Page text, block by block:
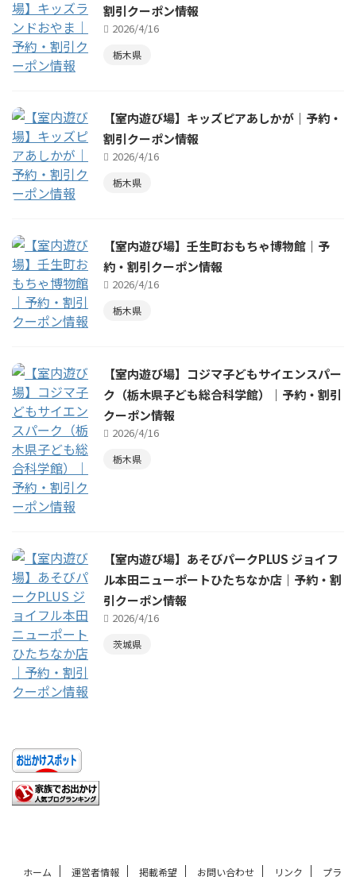
割引クーポン情報
2026/4/16
栃木県
【室内遊び場】キッズピアあしかが｜予約・
割引クーポン情報
2026/4/16
栃木県
【室内遊び場】壬生町おもちゃ博物館｜予
約・割引クーポン情報
2026/4/16
栃木県
【室内遊び場】コジマ子どもサイエンスパー
ク（栃木県子ども総合科学館）｜予約・割引
クーポン情報
2026/4/16
栃木県
【室内遊び場】あそびパークPLUS ジョイフ
ル本田ニューポートひたちなか店｜予約・割
引クーポン情報
2026/4/16
茨城県
ホーム 運営者情報 掲載希望 お問い合わせ リンク プラ